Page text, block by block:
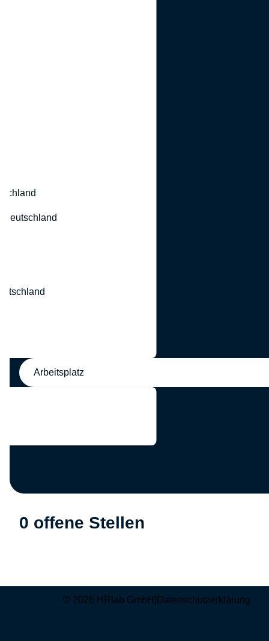
Arbeitsplatz
0 offene Stellen
© 2026 HRlab GmbH Datenschutzerklärung